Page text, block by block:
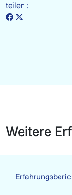
teilen :
Weitere